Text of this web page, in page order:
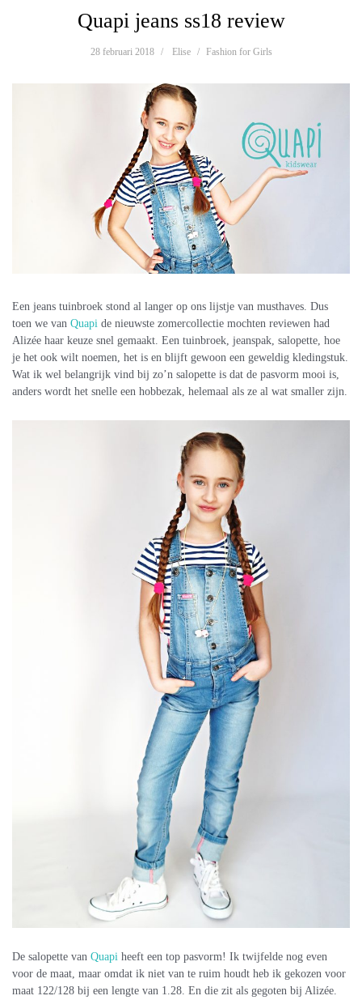
Quapi jeans ss18 review
28 februari 2018 Elise Fashion for Girls
Een jeans tuinbroek stond al langer op ons lijstje van musthaves. Dus
toen we van Quapi de nieuwste zomercollectie mochten reviewen had
Alizée haar keuze snel gemaakt. Een tuinbroek, jeanspak, salopette, hoe
je het ook wilt noemen, het is en blijft gewoon een geweldig kledingstuk.
Wat ik wel belangrijk vind bij zo’n salopette is dat de pasvorm mooi is,
anders wordt het snelle een hobbezak, helemaal als ze al wat smaller zijn.
De salopette van Quapi heeft een top pasvorm! Ik twijfelde nog even
voor de maat, maar omdat ik niet van te ruim houdt heb ik gekozen voor
maat 122/128 bij een lengte van 1.28. En die zit als gegoten bij Alizée.